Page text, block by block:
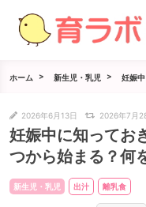
ホーム 新生児・乳児 妊娠
2026年6月13日 2026年7月
妊娠中に知ってお
つから始まる？何
新生児・乳児 出汁 離乳食